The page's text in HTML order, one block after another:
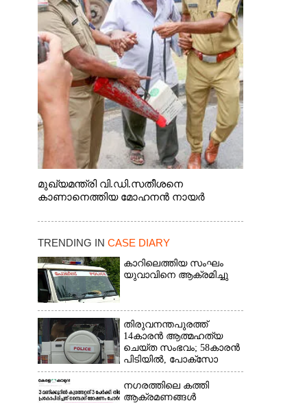
മുഖ്യമന്ത്രി വി.ഡി.സതീശനെ
കാണാനെത്തിയ മോഹനൻ നായർ
TRENDING IN CASE DIARY
കാറിലെത്തിയ സംഘം
യുവാവിനെ ആക്രമിച്ചു
തിരുവനന്തപുരത്ത്
14കാരൻ ആത്മഹത്യ
ചെയ്ത സംഭവം; 58കാരൻ
പിടിയിൽ, പോക്‌സോ
ചുമത്തി അറസ്റ്റ്
നഗരത്തിലെ കത്തി
ആക്രമണങ്ങൾ